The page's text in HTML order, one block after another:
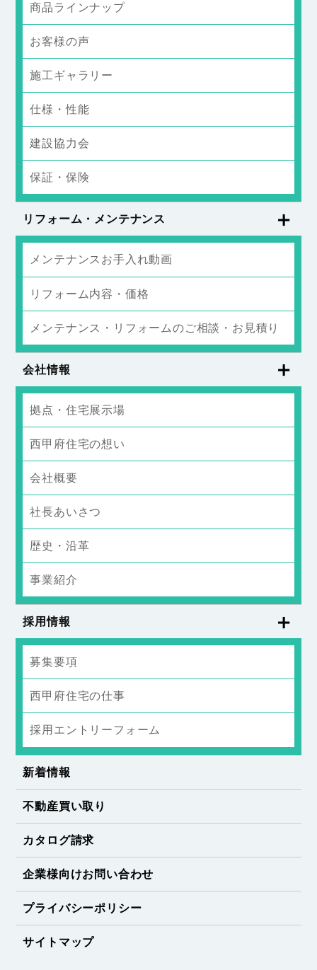
商品ラインナップ
お客様の声
施工ギャラリー
仕様・性能
建設協力会
保証・保険
リフォーム・メンテナンス
メンテナンスお手入れ動画
リフォーム内容・価格
メンテナンス・リフォームのご相談・お見積り
会社情報
拠点・住宅展示場
西甲府住宅の想い
会社概要
社長あいさつ
歴史・沿革
事業紹介
採用情報
募集要項
西甲府住宅の仕事
採用エントリーフォーム
新着情報
不動産買い取り
カタログ請求
企業様向けお問い合わせ
プライバシーポリシー
サイトマップ